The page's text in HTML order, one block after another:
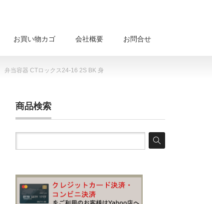
お買い物カゴ 会社概要 お問合せ
弁当容器 CTロックス24-16 2S BK 身
商品検索